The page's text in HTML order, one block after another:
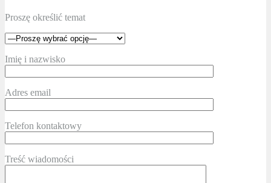
Proszę określić temat
Imię i nazwisko
Adres email
Telefon kontaktowy
Treść wiadomości